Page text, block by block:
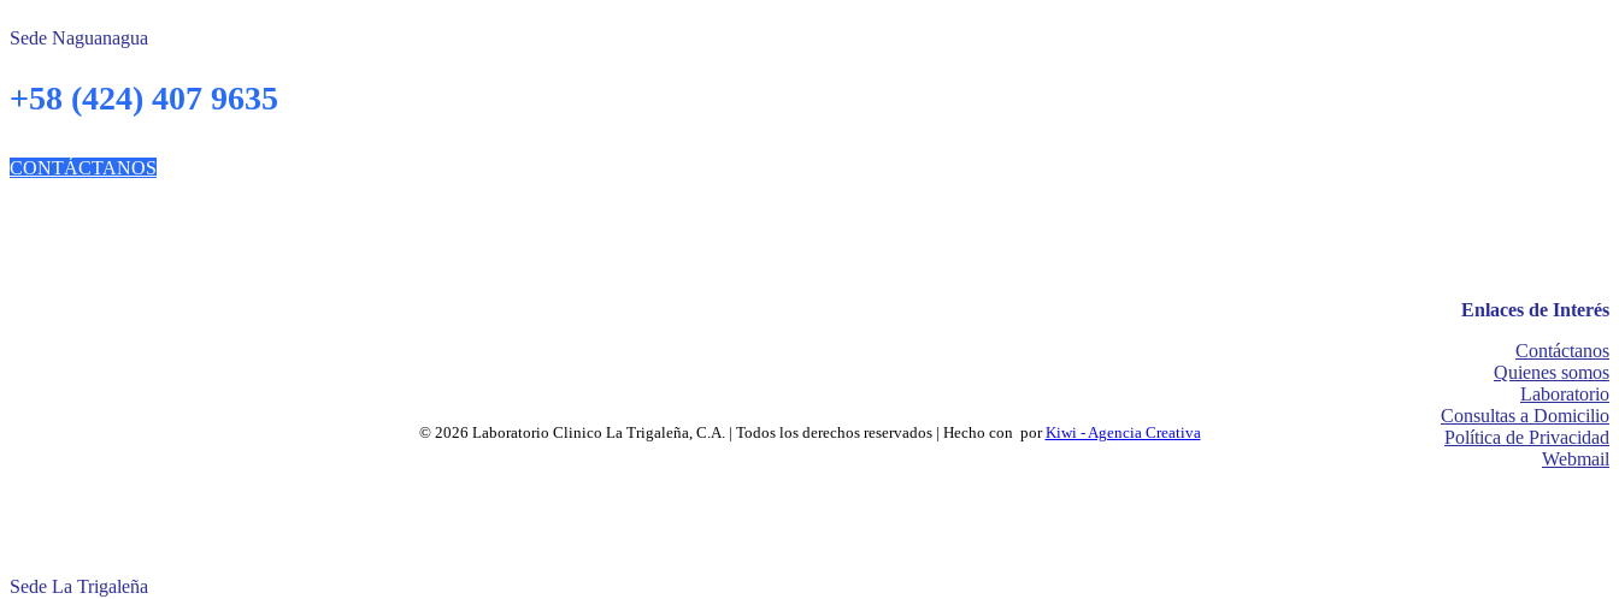
Sede Naguanagua
+58 (424) 407 9635
CONTÁCTANOS
Enlaces de Interés
Contáctanos
Quienes somos
Laboratorio
Consultas a Domicilio
Política de Privacidad
Webmail
© 2026 Laboratorio Clinico La Trigaleña, C.A. | Todos los derechos reservados | Hecho con porKiwi - Agencia Creativa
Sede La Trigaleña